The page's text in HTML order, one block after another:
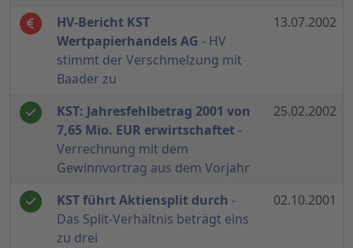
HV-Bericht KST
Wertpapierhandels AG - HV
stimmt der Verschmelzung mit
Baader zu
13.07.2002
KST: Jahresfehlbetrag 2001 von
7,65 Mio. EUR erwirtschaftet -
Verrechnung mit dem
Gewinnvortrag aus dem Vorjahr
25.02.2002
KST führt Aktiensplit durch -
Das Split-Verhältnis beträgt eins
zu drei
02.10.2001